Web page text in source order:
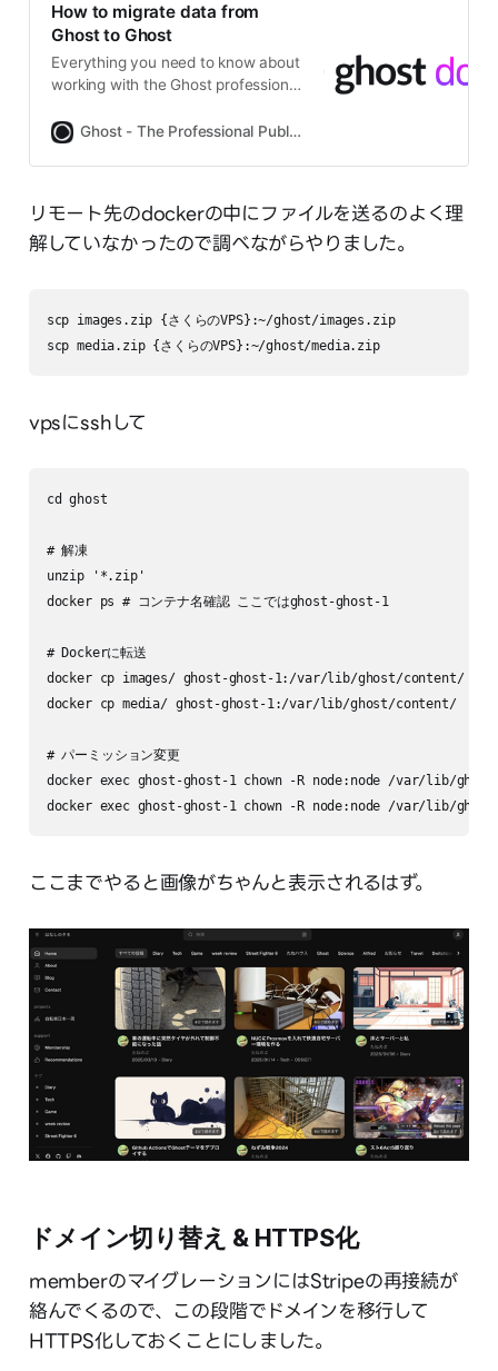
How to migrate data from
Ghost to Ghost
Everything you need to know about
working with the Ghost professional
Ghost - The Professional Publishing Platform
リモート先のdockerの中にファイルを送るのよく理
解していなかったので調べながらやりました。
scp images.zip {さくらのVPS}:~/ghost/images.zip
scp media.zip {さくらのVPS}:~/ghost/media.zip
vpsにsshして
cd ghost
# 解凍
unzip '*.zip'
docker ps # コンテナ名確認 ここではghost-ghost-1
# Dockerに転送
docker cp images/ ghost-ghost-1:/var/lib/ghost/content/
docker cp media/ ghost-ghost-1:/var/lib/ghost/content/
# パーミッション変更
docker exec ghost-ghost-1 chown -R node:node /var/lib/
docker exec ghost-ghost-1 chown -R node:node /var/lib/
ここまでやると画像がちゃんと表示されるはず。
ドメイン切り替え & HTTPS化
memberのマイグレーションにはStripeの再接続が
絡んでくるので、この段階でドメインを移行して
HTTPS化しておくことにしました。